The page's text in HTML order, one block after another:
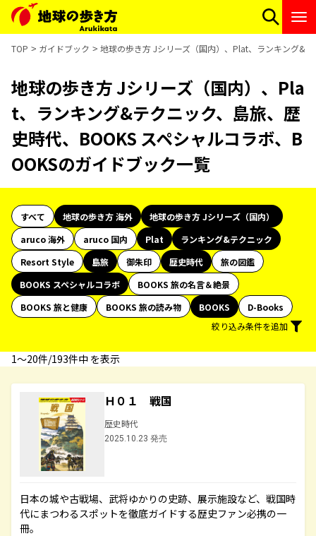
TOP ガイドブック 地球の歩き方 Jシリーズ（国内）、Plat、ランキング&
地球の歩き方 Jシリーズ（国内）、Pla
t、ランキング&テクニック、島旅、歴
史時代、BOOKS スペシャルコラボ、B
OOKSのガイドブック一覧
すべて 地球の歩き方 海外
地球の歩き方 Jシリーズ（国内）
aruco 海外
aruco 国内 Plat
ランキング&テクニック
Resort Style
島旅 御朱印 歴史時代
旅の図鑑
BOOKS スペシャルコラボ
BOOKS 旅の名言＆絶景
BOOKS 旅と健康
BOOKS 旅の読み物 BOOKS
D-Books
絞り込み条件を追加
1〜20件/193件中 を表示
Ｈ０１ 戦国
歴史時代
2025.10.23 発売
日本の城や古戦場、武将ゆかりの史跡、展示施設など、戦国時
代にまつわるスポットを徹底ガイドする歴史ファン必携の一
冊。